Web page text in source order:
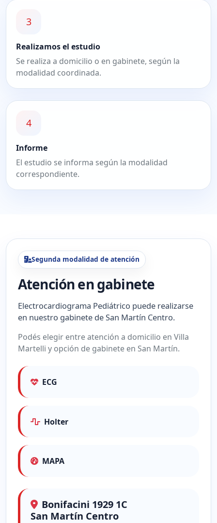
3
Realizamos el estudio
Se realiza a domicilio o en gabinete, según la
modalidad coordinada.
4
Informe
El estudio se informa según la modalidad
correspondiente.
Segunda modalidad de atención
Atención en gabinete
Electrocardiograma Pediátrico puede realizarse
en nuestro gabinete de San Martín Centro.
Podés elegir entre atención a domicilio en Villa
Martelli y opción de gabinete en San Martín.
ECG
Holter
MAPA
Bonifacini 1929 1C
San Martín Centro